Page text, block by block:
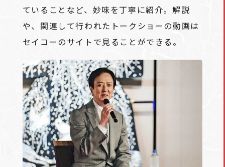
ていることなど、妙味を丁寧に紹介。解説
や、関連して行われたトークショーの動画は
セイコーのサイトで見ることができる。